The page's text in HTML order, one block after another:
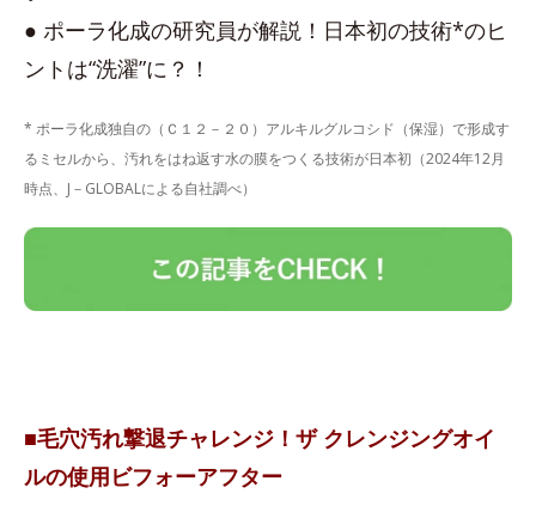
● ポーラ化成の研究員が解説！日本初の技術*のヒ
ントは“洗濯”に？！
* ポーラ化成独自の（Ｃ１２－２０）アルキルグルコシド（保湿）で形成す
るミセルから、汚れをはね返す水の膜をつくる技術が日本初（2024年12月
時点、J－GLOBALによる自社調べ）
■毛穴汚れ撃退チャレンジ！ザ クレンジングオイ
ルの使用ビフォーアフター